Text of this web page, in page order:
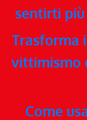
sentirti
Trasforma
vittimismo
Come